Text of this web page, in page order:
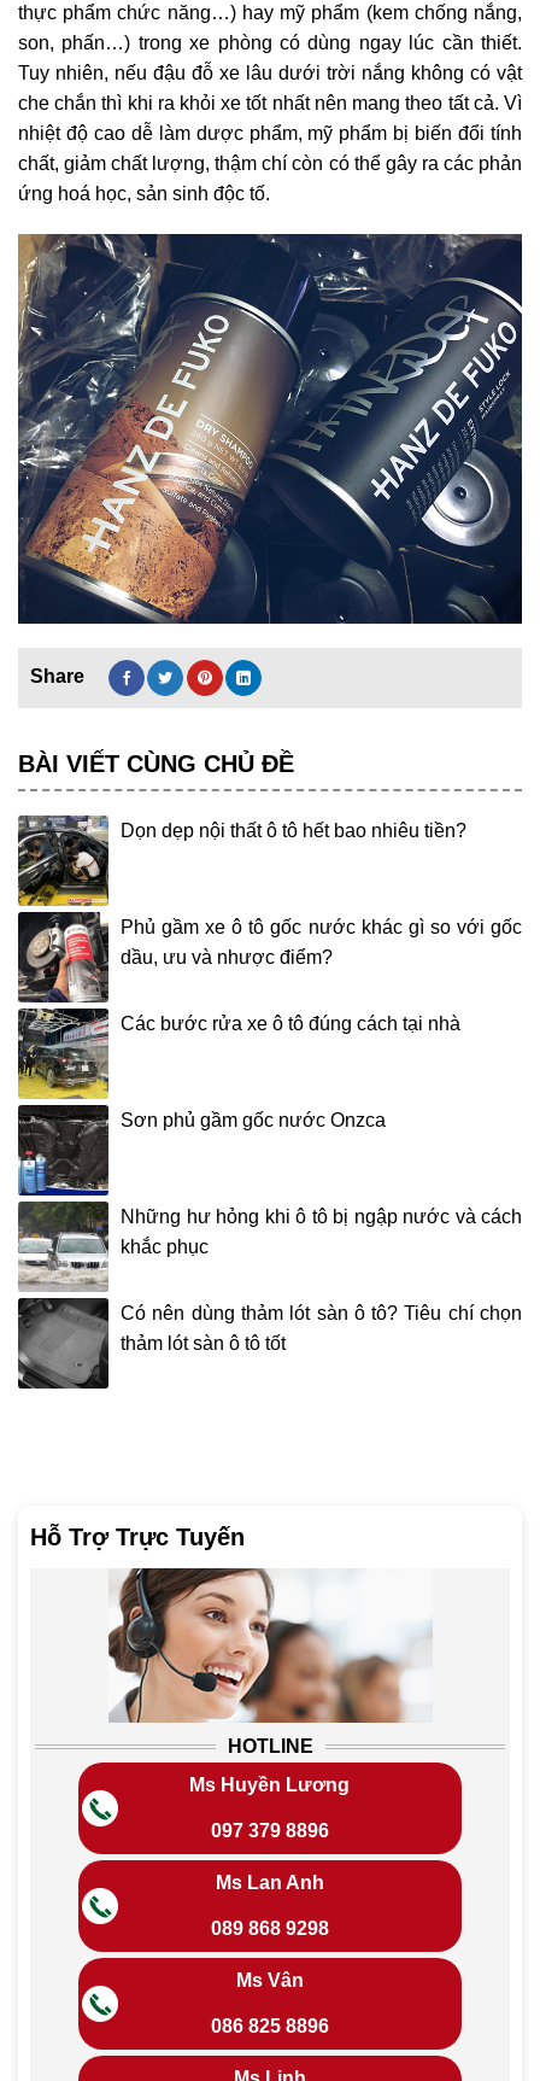
Hỗ Trợ Trực Tuyến
HOTLINE
Ms Huyền Lương
097 379 8896
Ms Lan Anh
089 868 9298
Ms Vân
086 825 8896
thực phẩm chức năng…) hay mỹ phẩm (kem chống nắng,
son, phấn…) trong xe phòng có dùng ngay lúc cần thiết.
Tuy nhiên, nếu đậu đỗ xe lâu dưới trời nắng không có vật
che chắn thì khi ra khỏi xe tốt nhất nên mang theo tất cả. Vì
nhiệt độ cao dễ làm dược phẩm, mỹ phẩm bị biến đổi tính
chất, giảm chất lượng, thậm chí còn có thể gây ra các phản
ứng hoá học, sản sinh độc tố.
BÀI VIẾT CÙNG CHỦ ĐỀ
Dọn dẹp nội thất ô tô hết bao nhiêu tiền?
Phủ gầm xe ô tô gốc nước khác gì so với gốc
dầu, ưu và nhược điểm?
Các bước rửa xe ô tô đúng cách tại nhà
Sơn phủ gầm gốc nước Onzca
Những hư hỏng khi ô tô bị ngập nước và cách
khắc phục
Có nên dùng thảm lót sàn ô tô? Tiêu chí chọn
thảm lót sàn ô tô tốt